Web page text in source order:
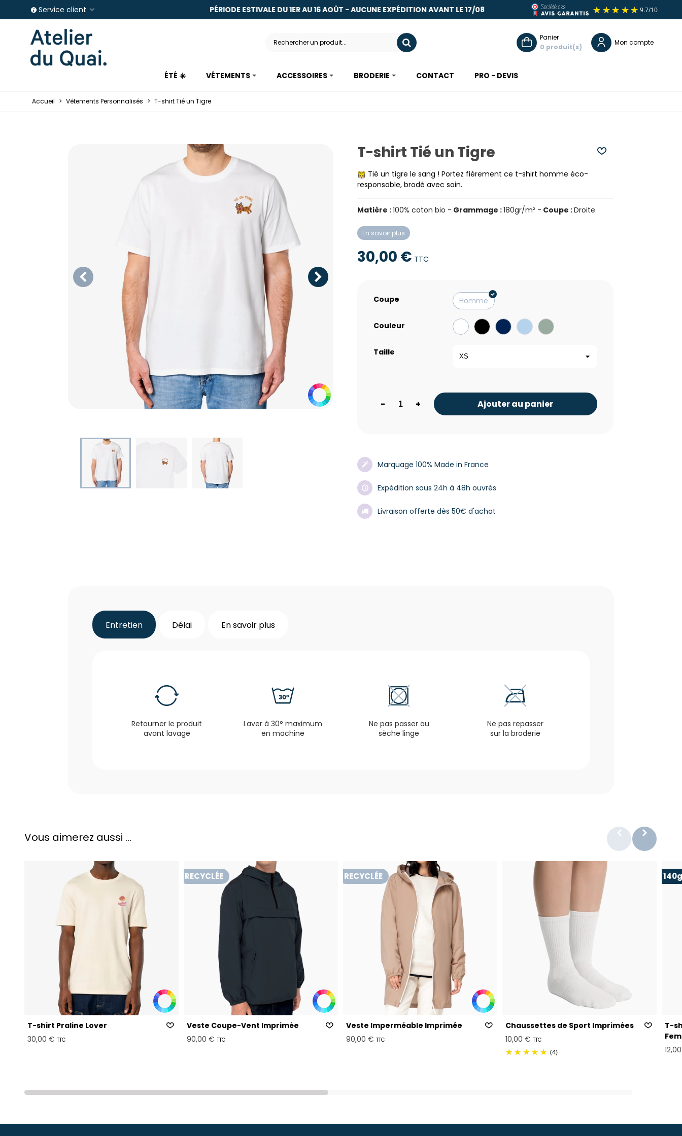
Service client
IN FRANCE PÉRIODE ESTIVALE DU 1ER AU 16 AOÛT - AUCUNE EXPÉDITION AVANT LE 17/08 COMMANDE EN LIGNE : LIVRAISON
Panier
0
Mon compte
ÉTÉ ☀️ VÊTEMENTS ACCESSOIRES BRODERIE CONTACT PRO - DEVIS
Accueil > Vêtements Personnalisés > T-shirt Tié un Tigre
T-shirt Tié un Tigre
Tié un tigre le sang ! Portez fièrement ce t-shirt homme éco-
responsable, brodé avec soin.
Matière :100% coton bio - Grammage :180gr/m² - Coupe :Droite
En savoir plus
30,00 € TTC
Coupe Homme
Couleur Blanc Noir Navy Blue
Soul
Aloe
Taille
- + Ajouter au panier
Marquage 100% Made in France
Expédition sous 24h à 48h ouvrés
Livraison offerte dès 50€ d'achat
Entretien Délai En savoir plus
Retourner le produit
avant lavage
Laver à 30° maximum
en machine
Ne pas passer au
sèche linge
Ne pas repasser
sur la broderie
Vous aimerez aussi ...
T-shirt Praline Lover
30,00 € TTC
RECYCLÉE
Veste Coupe-Vent Imprimée
90,00 € TTC
RECYCLÉE
Veste Imperméable Imprimée
90,00 € TTC
Chaussettes de Sport Imprimées
10,00 € TTC
(4)
T-